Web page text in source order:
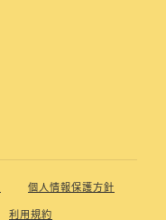
個人情報保護方針
利用規約